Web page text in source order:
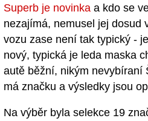
Superb je novinka a kdo se
nezajímá, nemusel jej dosud
vozu zase není tak typický -
nový, typická je leda maska
autě běžní, nikým nevybíraní
má značku a výsledky jsou
Na výběr byla selekce 19